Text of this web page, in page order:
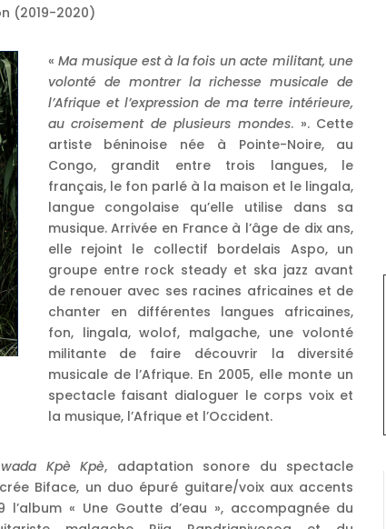
(2019-2020)
«Ma musique est à la fois un acte militant, une
volonté de montrer la richesse musicale de
l’Afrique et l’expression de ma terre intérieure,
au croisement de plusieurs mondes. ». Cette
artiste béninoise née à Pointe-Noire, au
Congo, grandit entre trois langues, le
français, le fon parlé à la maison et le lingala,
langue congolaise qu’elle utilise dans sa
musique. Arrivée en France à l’âge de dix ans,
elle rejoint le collectif bordelais Aspo, un
groupe entre rock steady et ska jazz avant
de renouer avec ses racines africaines et de
chanter en différentes langues africaines,
fon, lingala, wolof, malgache, une volonté
militante de faire découvrir la diversité
musicale de l’Afrique. En 2005, elle monte un
spectacle faisant dialoguer le corps voix et
la musique, l’Afrique et l’Occident.
Kpè Kpè, adaptation sonore du spectacle
Biface, un duo épuré guitare/voix aux accents
« Une Goutte d’eau », accompagnée du